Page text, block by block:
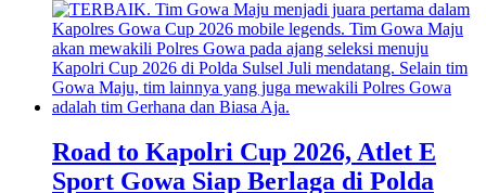
Road to Kapolri Cup 2026, Atlet E
Sport Gowa Siap Berlaga di Polda